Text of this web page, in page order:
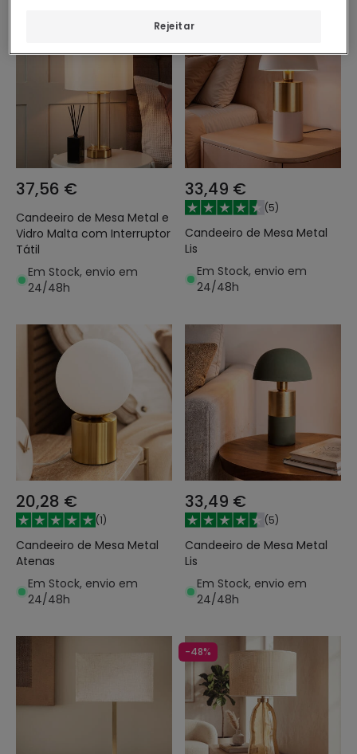
37,56 €
Candeeiro de Mesa Metal e
Vidro Malta com Interruptor
Tátil
Em Stock, envio em
24/48h
33,49 €
(5)
Candeeiro de Mesa Metal
Lis
Em Stock, envio em
24/48h
20,28 €
(1)
Candeeiro de Mesa Metal
Atenas
Em Stock, envio em
24/48h
33,49 €
(5)
Candeeiro de Mesa Metal
Lis
Em Stock, envio em
24/48h
-48%
Rejeitar